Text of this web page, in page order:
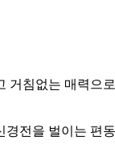
침없는 매력으
전을 벌이는 편